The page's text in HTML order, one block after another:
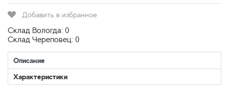
Добавить в избранное
Склад Вологда: 0
Склад Череповец: 0
Описание
Характеристики